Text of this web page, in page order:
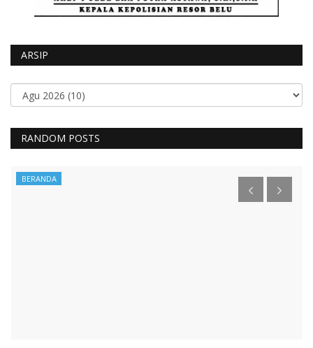
ARSIP
RANDOM POSTS
BERANDA